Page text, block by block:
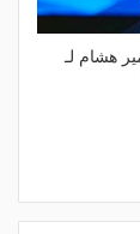
هشام لـ